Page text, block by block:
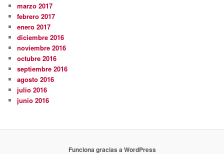
marzo 2017
febrero 2017
enero 2017
diciembre 2016
noviembre 2016
octubre 2016
septiembre 2016
agosto 2016
julio 2016
junio 2016
Funciona gracias a WordPress